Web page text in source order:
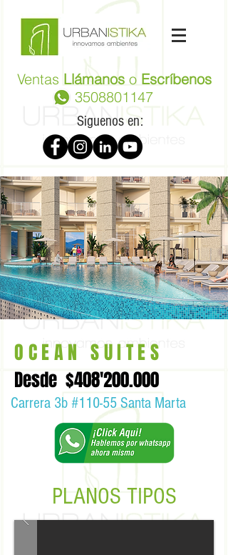
Ventas Llámanos o Escríbenos
3508801147
Siguenos en:
OCEAN SUITES
Desde $408'200.000
Carrera 3b #110-55 Santa Marta
PLANOS TIPOS